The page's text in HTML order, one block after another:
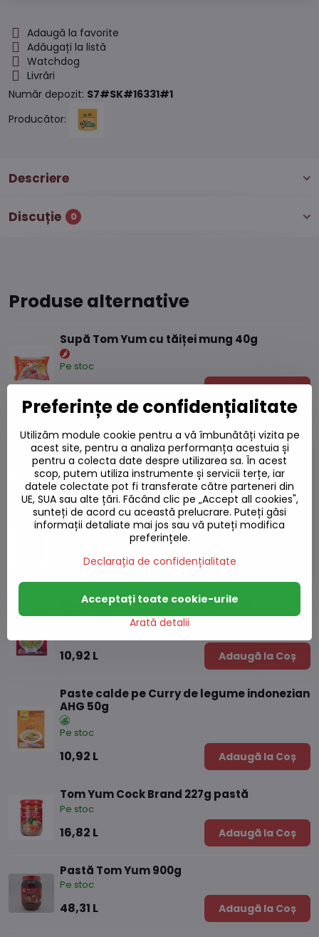
Adaugă la favorite
Adăugați la listă
Watchdog
Livrări
Număr depozit: S7#SK#16331#1
Producător:
Descriere
Discuție 0
Produse alternative
Supă Tom Yum cu tăiței mung 40g
Pe stoc
4,43 L
Pastă ușoară pentru curry roșu thailandez
AHG 50g
Pe stoc
10,92 L Adaugă la Coș
Pastă ușoară pentru curry galben
thailandez AHG 50g
10,92 L Adaugă la Coș
Pastă picantă pentru curry verde
thailandez AHG 50g
10,92 L Adaugă la Coș
Paste calde pe Curry de legume indonezian
AHG 50g
Pe stoc
10,92 L Adaugă la Coș
Tom Yum Cock Brand 227g pastă
Pe stoc
16,82 L Adaugă la Coș
Pastă Tom Yum 900g
Pe stoc
48,31 L Adaugă la Coș
Preferințe de confidențialitate
Utilizăm module cookie pentru a vă îmbunătăți vizita pe
acest site, pentru a analiza performanța acestuia și
pentru a colecta date despre utilizarea sa. În acest
scop, putem utiliza instrumente și servicii terțe, iar
datele colectate pot fi transferate către parteneri din
UE, SUA sau alte țări. Făcând clic pe „Accept all cookies",
sunteți de acord cu această prelucrare. Puteți găsi
informații detaliate mai jos sau vă puteți modifica
preferințele.
Declarația de confidențialitate
Arată detalii
Acceptați toate cookie-urile